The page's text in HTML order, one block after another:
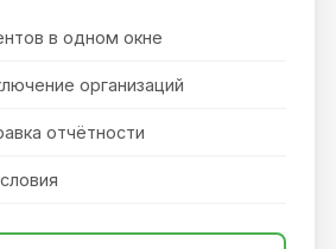
в одном окне
организаций
отчётности